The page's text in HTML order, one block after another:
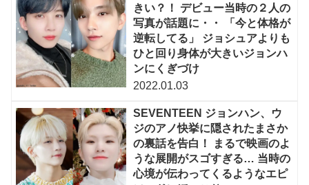
きい？！ デビュー当時の２人の
写真が話題に・・ 「今と体格が
逆転してる」 ジョシュアよりも
ひと回り身体が大きいジョンハ
ンにくぎづけ
2022.01.03
SEVENTEEN ジョンハン、ウ
ジのアノ快挙に隠されたまさか
の裏話を告白！ まるで映画のよ
うな展開がスゴすぎる… 当時の
心境が伝わってくるようなエピ